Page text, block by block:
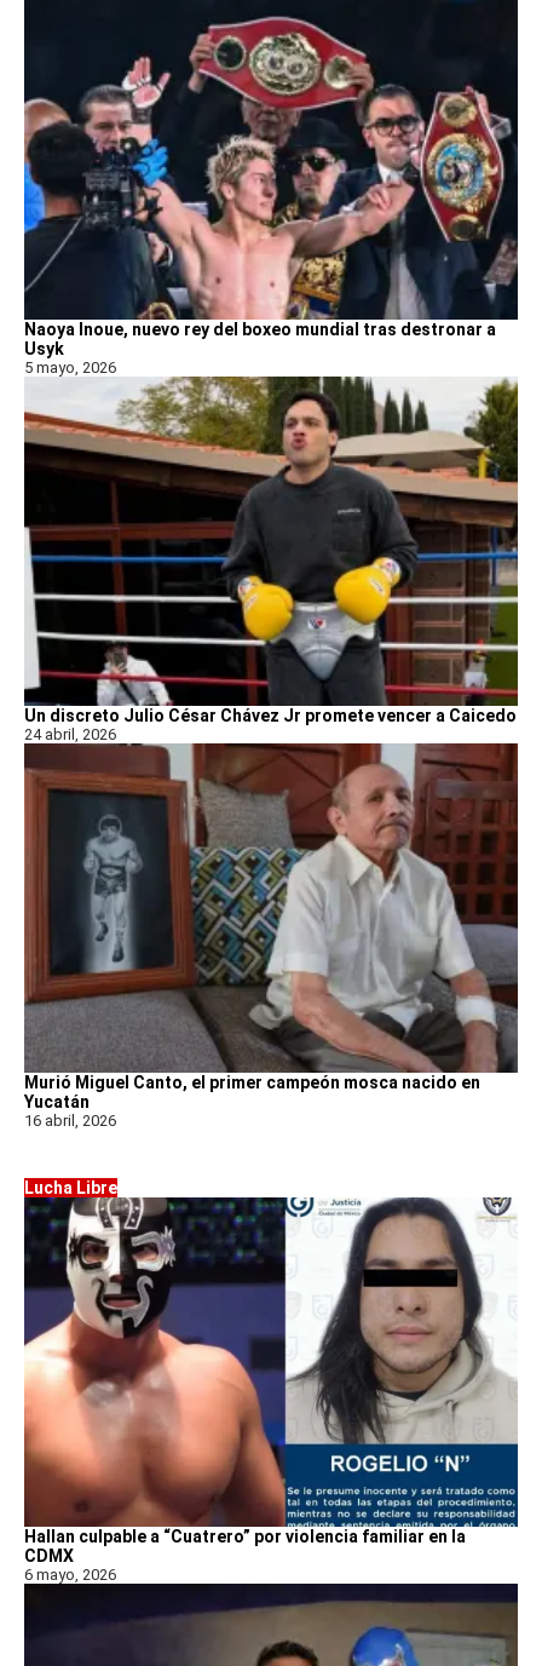
Naoya Inoue, nuevo rey del boxeo mundial tras destronar a
Usyk
5 mayo, 2026
Un discreto Julio César Chávez Jr promete vencer a Caicedo
24 abril, 2026
Murió Miguel Canto, el primer campeón mosca nacido en
Yucatán
16 abril, 2026
Lucha Libre
Hallan culpable a “Cuatrero” por violencia familiar en la
CDMX
6 mayo, 2026